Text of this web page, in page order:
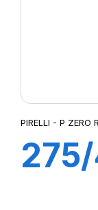
PIRELLI - P ZERO